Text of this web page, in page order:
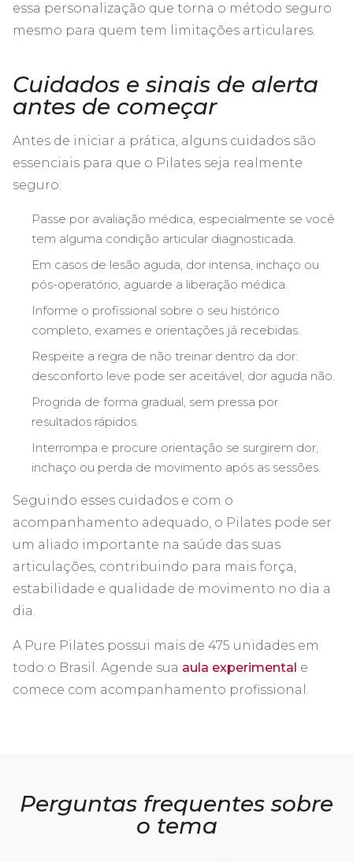
essa personalização que torna o método seguro
mesmo para quem tem limitações articulares.
Cuidados e sinais de alerta
antes de começar
Antes de iniciar a prática, alguns cuidados são
essenciais para que o Pilates seja realmente
seguro:
Passe por avaliação médica, especialmente se você
tem alguma condição articular diagnosticada.
Em casos de lesão aguda, dor intensa, inchaço ou
pós-operatório, aguarde a liberação médica.
Informe o profissional sobre o seu histórico
completo, exames e orientações já recebidas.
Respeite a regra de não treinar dentro da dor:
desconforto leve pode ser aceitável, dor aguda não.
Progrida de forma gradual, sem pressa por
resultados rápidos.
Interrompa e procure orientação se surgirem dor,
inchaço ou perda de movimento após as sessões.
Seguindo esses cuidados e com o
acompanhamento adequado, o Pilates pode ser
um aliado importante na saúde das suas
articulações, contribuindo para mais força,
estabilidade e qualidade de movimento no dia a
dia.
A Pure Pilates possui mais de 475 unidades em
todo o Brasil. Agende sua aula experimental e
comece com acompanhamento profissional.
Perguntas frequentes sobre
o tema